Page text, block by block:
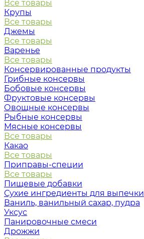
Все товары
Крупы
Все товары
Джемы
Все товары
Варенье
Все товары
Консервированные продукты
Грибные консервы
Бобовые консервы
Фруктовые консервы
Овощные консервы
Рыбные консервы
Мясные консервы
Все товары
Какао
Все товары
Приправы-специи
Все товары
Пищевые добавки
Сухие ингредиенты для выпечки
Ваниль, ванильный сахар, пудра
Уксус
Панировочные смеси
Дрожжи